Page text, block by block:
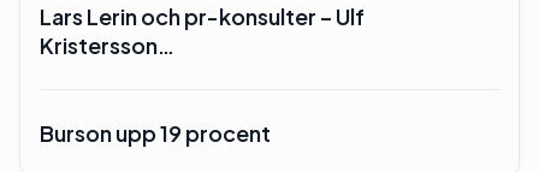
Lars Lerin och pr-konsulter – Ulf
Kristersson…
Burson upp 19 procent